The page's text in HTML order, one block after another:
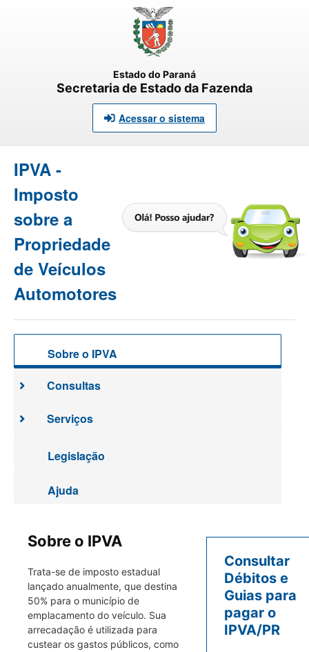
Estado do Paraná
Secretaria de Estado da Fazenda
Acessar o sistema
IPVA -
Imposto
sobre a
Propriedade
de Veículos
Automotores
Sobre o IPVA
Consultas
Serviços
Legislação
Ajuda
Sobre o IPVA
Trata-se de imposto estadual
lançado anualmente, que destina
50% para o município de
emplacamento do veículo. Sua
arrecadação é utilizada para
custear os gastos públicos, como
Consultar
Débitos e
Guias para
pagar o
IPVA/PR